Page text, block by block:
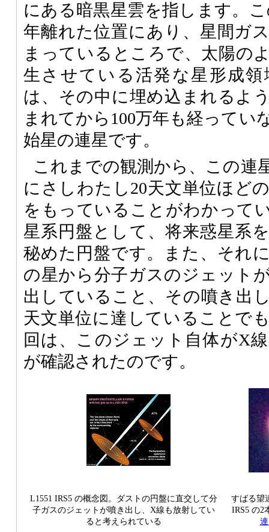
にある暗黒星雲を指します。
年離れた位置にあり、星間ガ
まっているところで、太陽の
生させている活発な星形成領
は、その中に埋め込まれるよ
まれてから100万年も経ってい
始星の連星です。
これまでの観測から、この連
にさしわたし20天文単位ほど
をもっていることがわかって
星系円盤として、将来惑星系
秘めた円盤です。また、それ
の星から分子ガスのジェット
出していること、その噴き出
天文単位に達していることで
回は、このジェット自体がX
が確認されたのです。
L1551 IRS5 の概念図。ダストの円盤に直交して分
子ガスのジェットが噴き出し、X線も放射してい
ると考えられている
すばる望
IRS5 の2